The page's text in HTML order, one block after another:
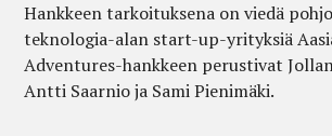
Hankkeen tarkoituksena on viedä
teknologia-alan start-up-yrityksiä
Adventures-hankkeen perustivat
Antti Saarnio ja Sami Pienimäki.